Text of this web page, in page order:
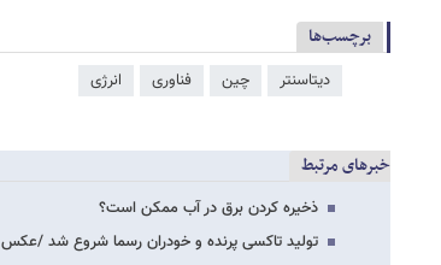
برچسب‌ها
دیتاسنتر چین فناوری انرژی
خبرهای مرتبط
ذخیره کردن برق در آب ممکن است؟
تولید تاکسی پرنده و خودران رسما شروع شد /عکس